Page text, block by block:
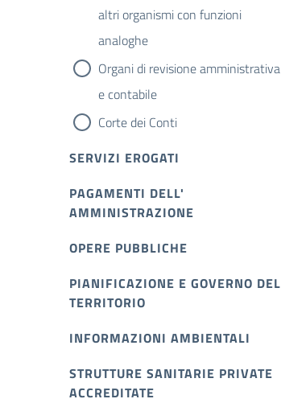
altri organismi con funzioni
analoghe
Organi di revisione amministrativa
e contabile
Corte dei Conti
SERVIZI EROGATI
PAGAMENTI DELL'
AMMINISTRAZIONE
OPERE PUBBLICHE
PIANIFICAZIONE E GOVERNO DEL
TERRITORIO
INFORMAZIONI AMBIENTALI
STRUTTURE SANITARIE PRIVATE
ACCREDITATE